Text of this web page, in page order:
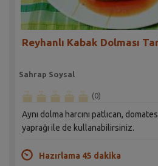
Reyhanlı Kabak Dolması
Sahrap Soysal
(0)
Aynı dolma harcını patlıcan,
yaprağı ile de kullanabilirsiniz.
Hazırlama 45 dakika